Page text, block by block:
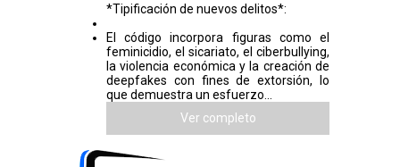
*Tipificación de nuevos delitos*:
El código incorpora figuras como el
feminicidio, el sicariato, el ciberbullying,
la violencia económica y la creación de
deepfakes con fines de extorsión, lo
que demuestra un esfuerzo...
Ver completo